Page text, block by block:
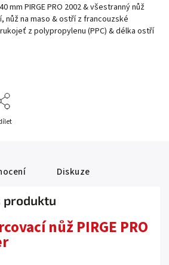
mm PIRGE PRO 2002 & všestranný nůž
nůž na maso & ostří z francouzské
z polypropylenu (PPC) & délka ostří
Diskuze
produktu
nůž PIRGE PRO